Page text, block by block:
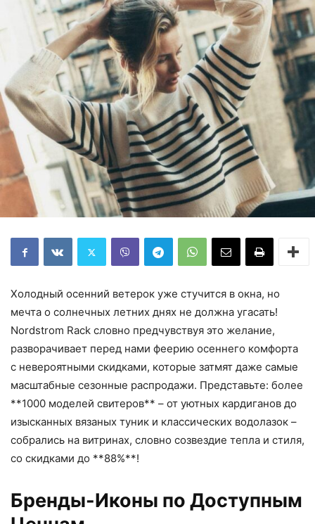
Холодный осенний ветерок уже стучится в окна, но
мечта о солнечных летних днях не должна угасать!
Nordstrom Rack словно предчувствуя это желание,
разворачивает перед нами феерию осеннего комфорта
с невероятными скидками, которые затмят даже самые
масштабные сезонные распродажи. Представьте: более
**1000 моделей свитеров** – от уютных кардиганов до
изысканных вязаных туник и классических водолазок –
собрались на витринах, словно созвездие тепла и стиля,
со скидками до **88%**!
Бренды-Иконы по Доступным